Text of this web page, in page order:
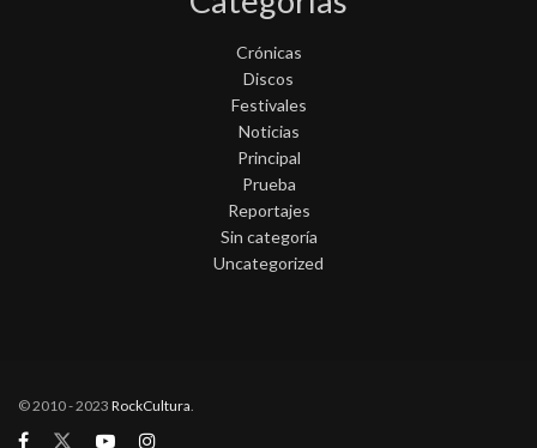
Crónicas
Discos
Festivales
Noticias
Principal
Prueba
Reportajes
Sin categoría
Uncategorized
© 2010 - 2023 RockCultura